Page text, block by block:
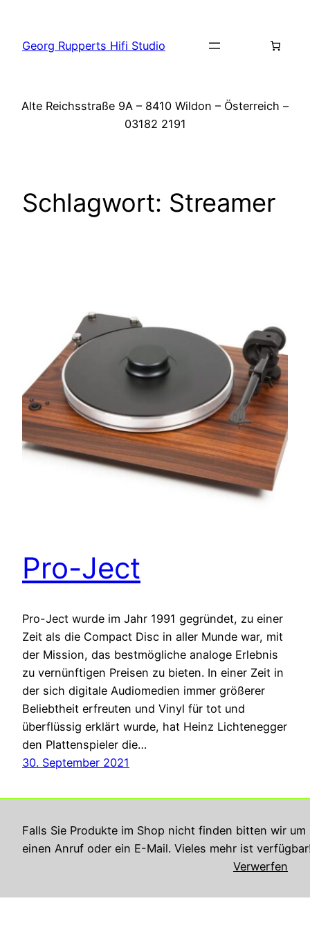
Falls Sie Produkte im Shop nicht finden bitten wir um
einen Anruf oder ein E-Mail. Vieles mehr ist
Verwerfen
springen
Georg Rupperts Hifi Studio
Alte Reichsstraße 9A – 8410 Wildon – Österreich –
03182 2191
Schlagwort: Streamer
Pro-Ject
Pro-Ject wurde im Jahr 1991 gegründet, zu einer
Zeit als die Compact Disc in aller Munde war, mit
der Mission, das bestmögliche analoge Erlebnis
zu vernünftigen Preisen zu bieten. In einer Zeit in
der sich digitale Audiomedien immer größerer
Beliebtheit erfreuten und Vinyl für tot und
überflüssig erklärt wurde, hat Heinz Lichtenegger
den Plattenspieler die…
30. September 2021
Georg Rupperts Hifi Studio